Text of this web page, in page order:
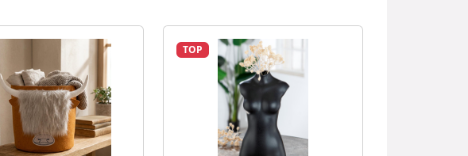
TOP